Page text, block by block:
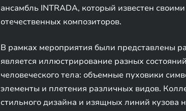
ансамбль INTRADA, который известен
отечественных композиторов.
В рамках мероприятия были представлены
является иллюстрирование разных
человеческого тела: объемные пуховики
элементы и плетения различных видов.
стильного дизайна и изящных линий кузова